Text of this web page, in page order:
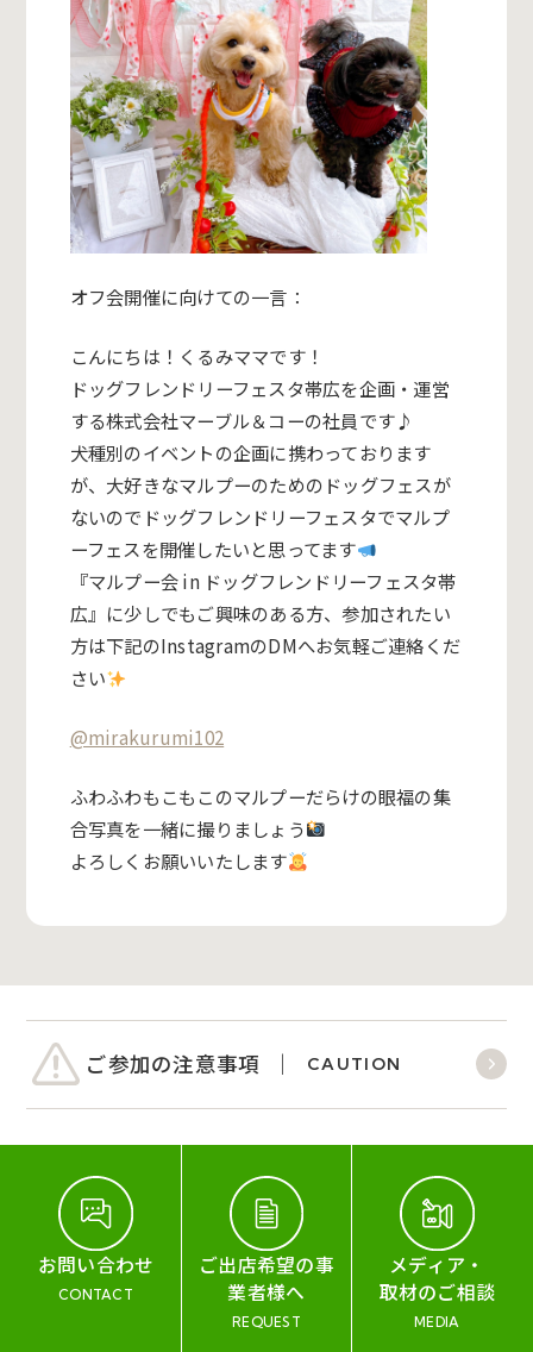
オフ会開催に向けての一言：
こんにちは！くるみママです！
ドッグフレンドリーフェスタ帯広を企画・運営
する株式会社マーブル＆コーの社員です♪
犬種別のイベントの企画に携わっております
が、大好きなマルプーのためのドッグフェスが
ないのでドッグフレンドリーフェスタでマルプ
ーフェスを開催したいと思ってます
『マルプー会 in ドッグフレンドリーフェスタ帯
広』に少しでもご興味のある方、参加されたい
方は下記のInstagramのDMへお気軽ご連絡くだ
さい
@mirakurumi102
ふわふわもこもこのマルプーだらけの眼福の集
合写真を一緒に撮りましょう
よろしくお願いいたします
ご参加の注意事項 CAUTION
お問い合わせ
CONTACT
ご出店希望の事
業者様へ
REQUEST
メディア・
取材のご相談
MEDIA